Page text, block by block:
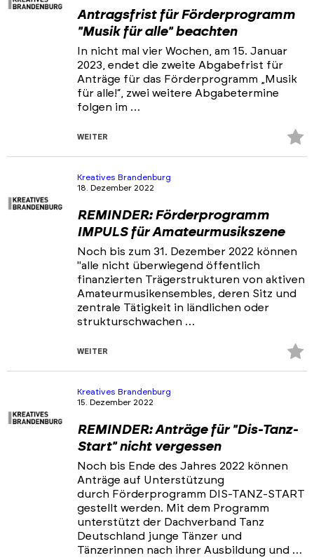
Antragsfrist für Förderprogramm
"Musik für alle" beachten
In nicht mal vier Wochen, am 15. Januar
2023, endet die zweite Abgabefrist für
Anträge für das Förderprogramm „Musik
für alle!“, zwei weitere Abgabetermine
folgen im …
WEITER
Kreatives Brandenburg
18. Dezember 2022
REMINDER: Förderprogramm
IMPULS für Amateurmusikszene
Noch bis zum 31. Dezember 2022 können
"alle nicht überwiegend öffentlich
finanzierten Trägerstrukturen von aktiven
Amateurmusikensembles, deren Sitz und
zentrale Tätigkeit in ländlichen oder
strukturschwachen …
WEITER
Kreatives Brandenburg
15. Dezember 2022
REMINDER: Anträge für "Dis-Tanz-
Start" nicht vergessen
Noch bis Ende des Jahres 2022 können
Anträge auf Unterstützung
durch Förderprogramm DIS-TANZ-START
gestellt werden. Mit dem Programm
unterstützt der Dachverband Tanz
Deutschland junge Tänzer und
Tänzerinnen nach ihrer Ausbildung und …